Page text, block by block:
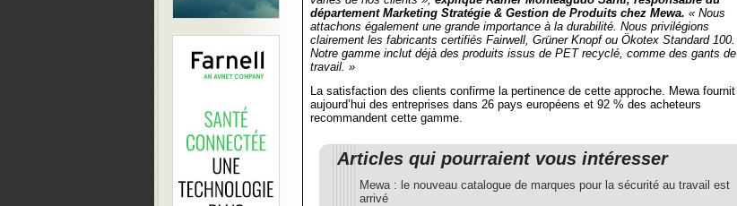
département Marketing Stratégie & Gestion de Produits chez Mewa. « Nous
attachons également une grande importance à la durabilité. Nous privilégions
clairement les fabricants certifiés Fairwell, Grüner Knopf ou Ökotex Standard 100.
Notre gamme inclut déjà des produits issus de PET recyclé, comme des gants de
travail. »
La satisfaction des clients confirme la pertinence de cette approche. Mewa fournit
aujourd’hui des entreprises dans 26 pays européens et 92 % des acheteurs
recommandent cette gamme.
Articles qui pourraient vous intéresser
Mewa : le nouveau catalogue de marques pour la sécurité au travail est
arrivé